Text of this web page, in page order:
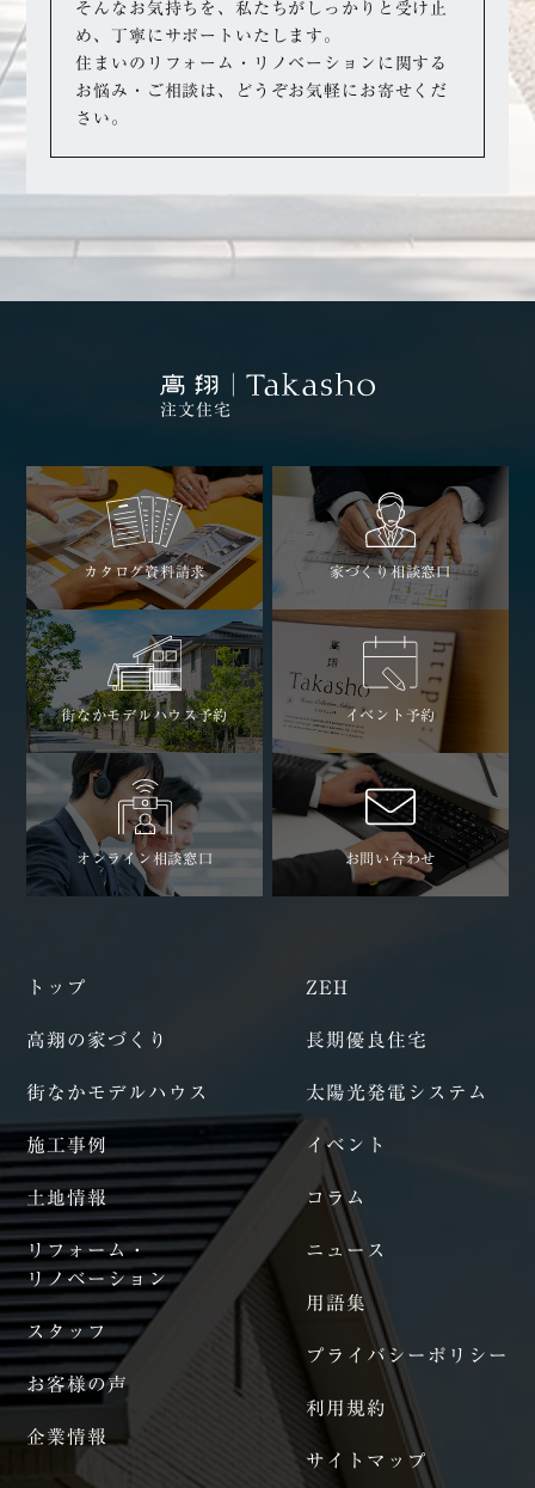
そんなお気持ちを、私たちがしっかりと受け止
め、丁寧にサポートいたします。
住まいのリフォーム・リノベーションに関する
お悩み・ご相談は、どうぞお気軽にお寄せくだ
さい。
注文住宅
カタログ資料請求 家づくり相談窓口
街なかモデルハウス予約 イベント予約
オンライン相談窓口 お問い合わせ
トップ
高翔の家づくり
街なかモデルハウス
施工事例
土地情報
リフォーム・
リノベーション
スタッフ
お客様の声
企業情報
ZEH
長期優良住宅
太陽光発電システム
イベント
コラム
ニュース
用語集
プライバシーポリシー
利用規約
サイトマップ